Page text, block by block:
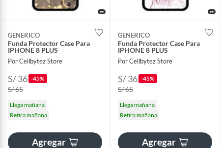
GENERICO
Funda Protector Case Para
IPHONE 8 PLUS
Por Cellbytez Store
S/ 36 -45%
S/ 65
Llega mañana
Retira mañana
Agregar
GENERICO
Funda Protector Case Para
IPHONE 8 PLUS
Por Cellbytez Store
S/ 36 -45%
S/ 65
Llega mañana
Retira mañana
Agregar